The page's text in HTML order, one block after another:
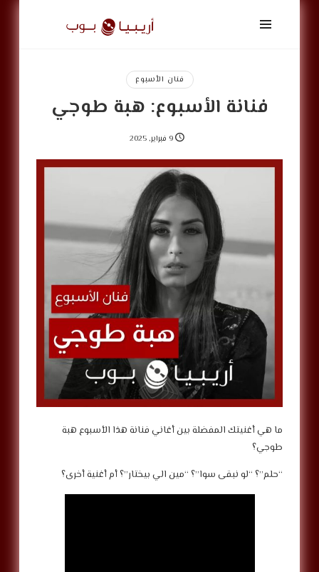
أريبيا
بوب
ArabiaPopفنان الأسبوع
فنانة الأسبوع: هبة طوجي
9 فبراير, 2025
ما هي أغنيتك المفضلة بين أغاني فنانة هذا الأسبوع هبة
طوجي؟
“حلم”؟ “لو نبقى سوا”؟ “مين الي بيختار”؟ أم أغنية أخرى؟